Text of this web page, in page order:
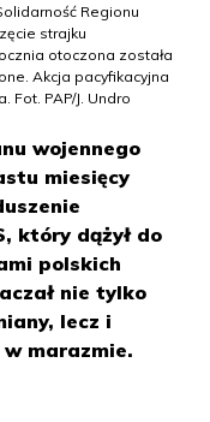
Regionu
strajku
otoczona została
Akcja pacyfikacyjna
Fot. PAP/J. Undro
wojennego
miesięcy
który dążył do
polskich
nie tylko
lecz i
marazmie.